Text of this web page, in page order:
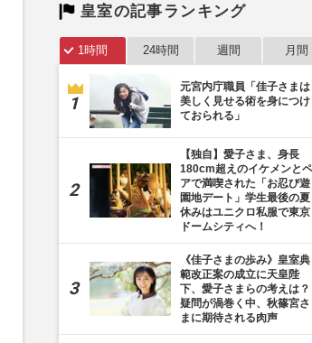
皇室の記事ランキング
1時間 24時間 週間 月間
元宮内庁職員「佳子さまは
美しく見せる術を身につけ
ておられる」
【独自】愛子さま、身長
180cm超えのイケメンとペ
アで満喫された「お忍び遊
園地デート」学生最後の夏
休みはユニクロ私服で東京
ドームシティへ！
《佳子さまの歩み》皇室典
範改正案の成立に天皇陛
下、愛子さまらの考えは？
疑問が渦巻く中、秋篠宮さ
まに期待される肉声